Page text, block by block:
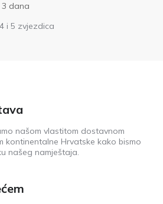
3 dana
i 5 zvjezdica
našom vlastitom dostavnom
kontinentalne Hrvatske kako bismo
našeg namještaja.